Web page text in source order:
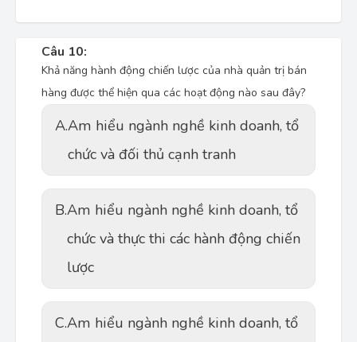
Câu 10:
Khả năng hành động chiến lược của nhà quản trị bán
hàng được thể hiện qua các hoạt động nào sau đây?
A.Am hiểu ngành nghề kinh doanh, tổ
chức và đối thủ cạnh tranh
B.Am hiểu ngành nghề kinh doanh, tổ
chức và thực thi các hành động chiến
lược
C.Am hiểu ngành nghề kinh doanh, tổ